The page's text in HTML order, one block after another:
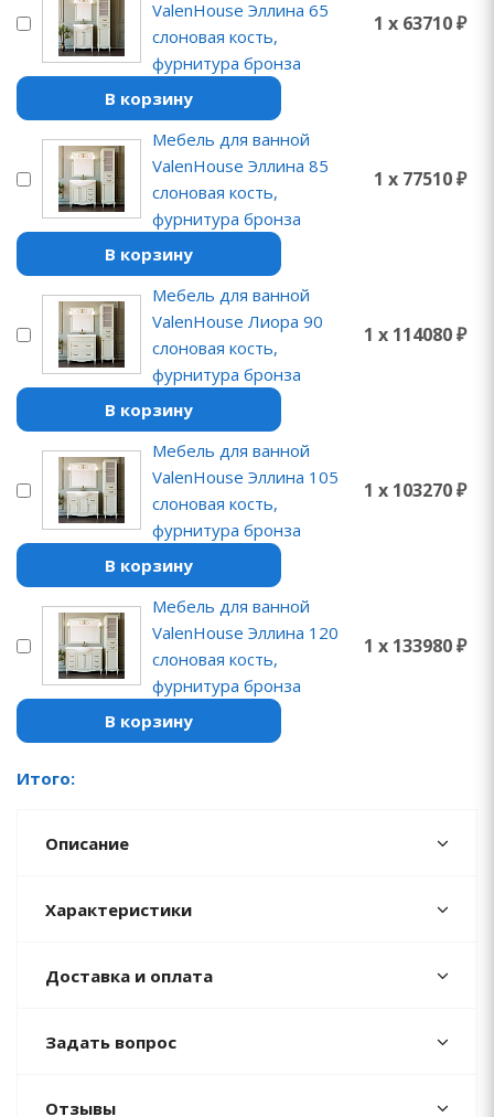
ValenHouse Эллина 65
слоновая кость,
фурнитура бронза
1 x 63710 ₽
В корзину
Мебель для ванной
ValenHouse Эллина 85
слоновая кость,
фурнитура бронза
1 x 77510 ₽
В корзину
Мебель для ванной
ValenHouse Лиора 90
слоновая кость,
фурнитура бронза
1 x 114080 ₽
В корзину
Мебель для ванной
ValenHouse Эллина 105
слоновая кость,
фурнитура бронза
1 x 103270 ₽
В корзину
Мебель для ванной
ValenHouse Эллина 120
слоновая кость,
фурнитура бронза
1 x 133980 ₽
В корзину
Итого:
Описание
Характеристики
Доставка и оплата
Задать вопрос
Отзывы